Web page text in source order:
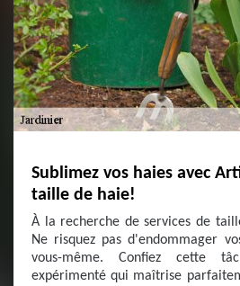
Sublimez vos haies avec
taille de haie!
À la recherche de services de
Ne risquez pas d'endommager
vous-même. Confiez cette
expérimenté qui maîtrise